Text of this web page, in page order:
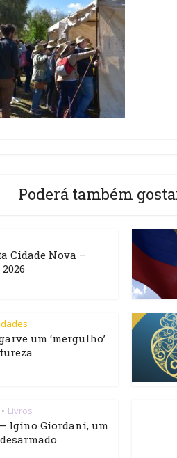
Poderá também
Cidade Nova –
um ‘mergulho’
• Livros
Igino Giordani, um